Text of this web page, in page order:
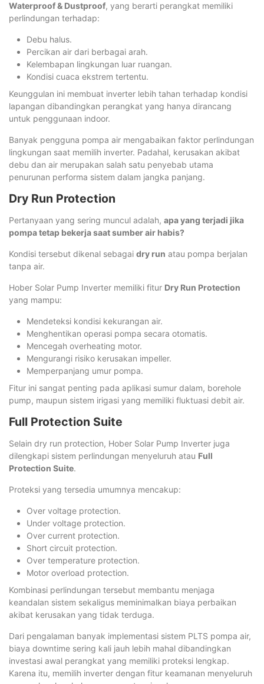
Waterproof & Dustproof, yang berarti perangkat memiliki
perlindungan terhadap:
Debu halus.
Percikan air dari berbagai arah.
Kelembapan lingkungan luar ruangan.
Kondisi cuaca ekstrem tertentu.
Keunggulan ini membuat inverter lebih tahan terhadap kondisi
lapangan dibandingkan perangkat yang hanya dirancang
untuk penggunaan indoor.
Banyak pengguna pompa air mengabaikan faktor perlindungan
lingkungan saat memilih inverter. Padahal, kerusakan akibat
debu dan air merupakan salah satu penyebab utama
penurunan performa sistem dalam jangka panjang.
Dry Run Protection
Pertanyaan yang sering muncul adalah, apa yang terjadi jika
pompa tetap bekerja saat sumber air habis?
Kondisi tersebut dikenal sebagai dry run atau pompa berjalan
tanpa air.
Hober Solar Pump Inverter memiliki fitur Dry Run Protection
yang mampu:
Mendeteksi kondisi kekurangan air.
Menghentikan operasi pompa secara otomatis.
Mencegah overheating motor.
Mengurangi risiko kerusakan impeller.
Memperpanjang umur pompa.
Fitur ini sangat penting pada aplikasi sumur dalam, borehole
pump, maupun sistem irigasi yang memiliki fluktuasi debit air.
Full Protection Suite
Selain dry run protection, Hober Solar Pump Inverter juga
dilengkapi sistem perlindungan menyeluruh atau Full
Protection Suite.
Proteksi yang tersedia umumnya mencakup:
Over voltage protection.
Under voltage protection.
Over current protection.
Short circuit protection.
Over temperature protection.
Motor overload protection.
Kombinasi perlindungan tersebut membantu menjaga
keandalan sistem sekaligus meminimalkan biaya perbaikan
akibat kerusakan yang tidak terduga.
Dari pengalaman banyak implementasi sistem PLTS pompa air,
biaya downtime sering kali jauh lebih mahal dibandingkan
investasi awal perangkat yang memiliki proteksi lengkap.
Karena itu, memilih inverter dengan fitur keamanan menyeluruh